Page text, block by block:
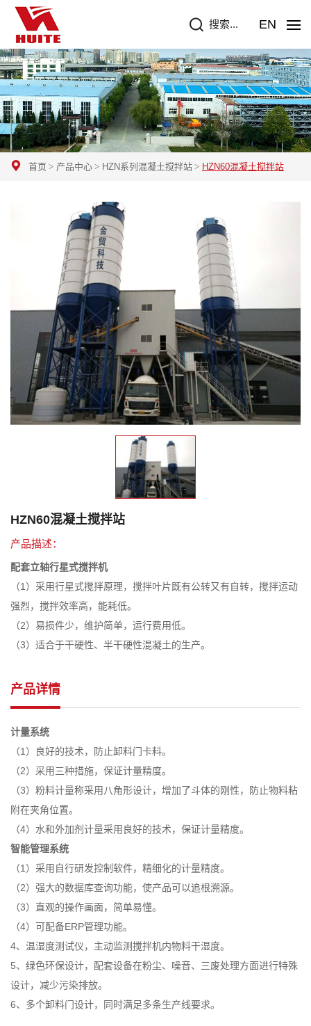
EN
搜索...
首页 产品中心 HZN系列混凝土搅拌站 HZN60混凝土搅拌站
HZN60混凝土搅拌站
产品描述：
配套立轴行星式搅拌机
（1）采用行星式搅拌原理，搅拌叶片既有公转又有自转，搅拌运动
强烈，搅拌效率高，能耗低。
（2）易损件少，维护简单，运行费用低。
（3）适合于干硬性、半干硬性混凝土的生产。
产品详情
计量系统
（1）良好的技术，防止卸料门卡料。
（2）采用三种措施，保证计量精度。
（3）粉料计量称采用八角形设计，增加了斗体的刚性，防止物料粘
附在夹角位置。
（4）水和外加剂计量采用良好的技术，保证计量精度。
智能管理系统
（1）采用自行研发控制软件，精细化的计量精度。
（2）强大的数据库查询功能，使产品可以追根溯源。
（3）直观的操作画面，简单易懂。
（4）可配备ERP管理功能。
4、温湿度测试仪，主动监测搅拌机内物料干湿度。
5、绿色环保设计，配套设备在粉尘、噪音、三废处理方面进行特殊
设计，减少污染排放。
6、多个卸料门设计，同时满足多条生产线要求。